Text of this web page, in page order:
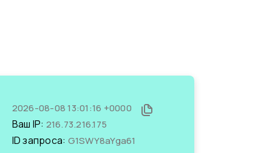
2026-08-08 13:01:16 +0000
Ваш IP: 216.73.216.175
ID запроса: G1SWY8aYga61